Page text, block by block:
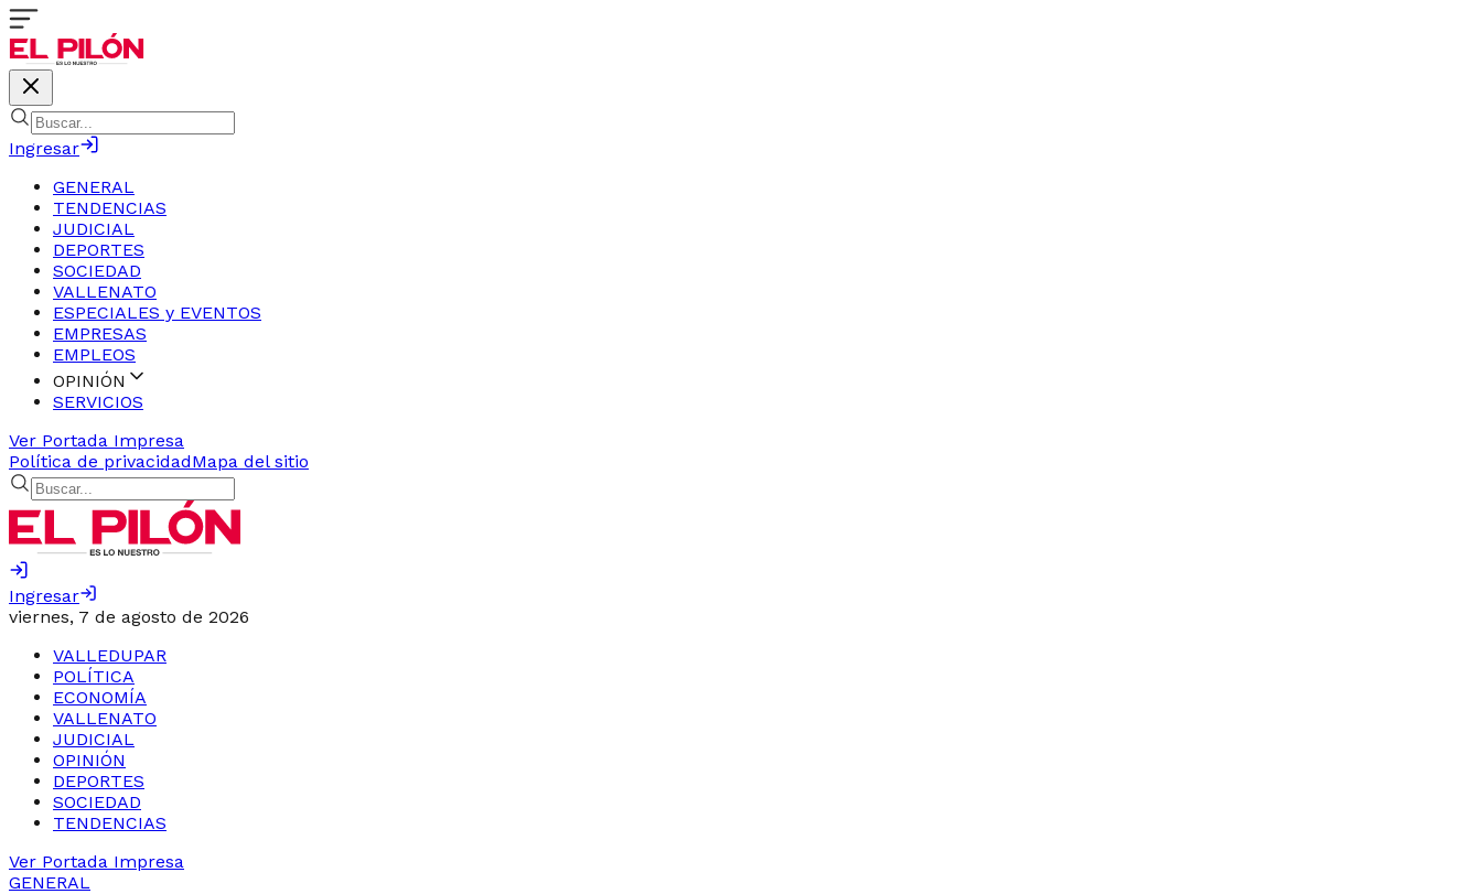
Ingresar
GENERAL
TENDENCIAS
JUDICIAL
DEPORTES
SOCIEDAD
VALLENATO
ESPECIALES y EVENTOS
EMPRESAS
EMPLEOS
OPINIÓN
SERVICIOS
Ver Portada Impresa
Política de privacidadMapa del sitio
Ingresar
viernes, 7 de agosto de 2026
VALLEDUPAR
POLÍTICA
ECONOMÍA
VALLENATO
JUDICIAL
OPINIÓN
DEPORTES
SOCIEDAD
TENDENCIAS
Ver Portada Impresa
GENERAL